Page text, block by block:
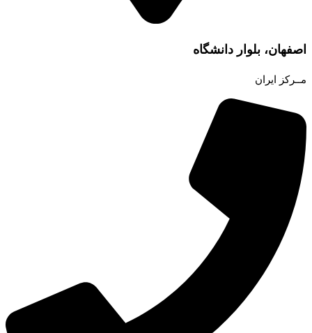
اصفهان، بلوار دانشگاه
مــرکز ایران